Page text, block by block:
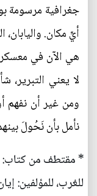
جغرافية مرسومة
أيِّ مكان.
هي الآن في
لا يعني التبرير،
ومن غير أن نفهم
نأمل بأن نَحُولَ
* مقتطف من كتاب:
للغرب، للمؤلفين: